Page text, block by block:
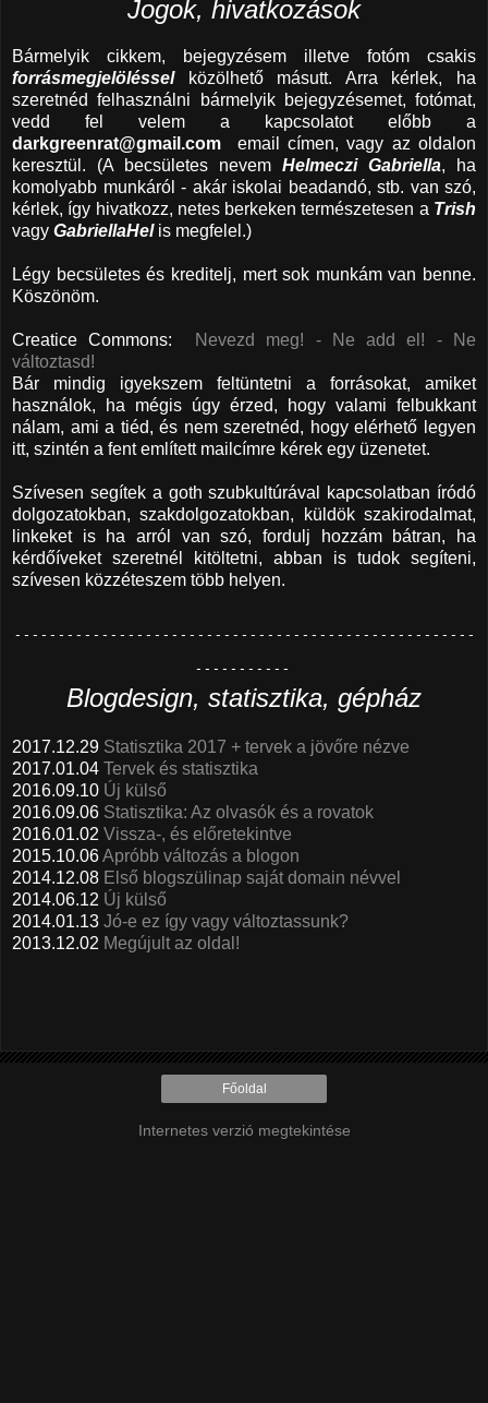
Jogok, hivatkozások
Bármelyik cikkem, bejegyzésem illetve fotóm csakis
forrásmegjelölésselközölhető másutt. Arra kérlek, ha
szeretnéd felhasználni bármelyik bejegyzésemet, fotómat,
vedd fel velem a kapcsolatot előbb a
darkgreenrat@gmail.com email címen, vagy az oldalon
keresztül. (A becsületes nevem Helmeczi Gabriella, ha
komolyabb munkáról - akár iskolai beadandó, stb. van szó,
kérlek, így hivatkozz, netes berkeken természetesen a Trish
vagy GabriellaHelis megfelel.)
Légy becsületes és kreditelj, mert sok munkám van benne.
Köszönöm.
Creatice Commons:
Nevezd meg! - Ne add el! - Ne
változtasd!
Bár mindig igyekszem feltüntetni a forrásokat, amiket
használok, ha mégis úgy érzed, hogy valami felbukkant
nálam, ami a tiéd, és nem szeretnéd, hogy elérhető legyen
itt, szintén a fent említett mailcímre kérek egy üzenetet.
Szívesen segítek a goth szubkultúrával kapcsolatban íródó
dolgozatokban, szakdolgozatokban, küldök szakirodalmat,
linkeket is ha arról van szó, fordulj hozzám bátran, ha
kérdőíveket szeretnél kitöltetni, abban is tudok segíteni,
szívesen közzéteszem több helyen.
- - - - - - - - - - - - - - - - - - - - - - - - - - - - - - - - - - - - - - - - - - - - - - - - - - - - -
- - - - - - - - - - -
Blogdesign, statisztika, gépház
2017.12.29 Statisztika 2017 + tervek a jövőre nézve
2017.01.04 Tervek és statisztika
2016.09.10 Új külső
2016.09.06 Statisztika: Az olvasók és a rovatok
2016.01.02 Vissza-, és előretekintve
2015.10.06Apróbb változás a blogon
2014.12.08 Első blogszülinap saját domain névvel
2014.06.12 Új külső
2014.01.13 Jó-e ez így vagy változtassunk?
2013.12.02 Megújult az oldal!
Főoldal
Internetes verzió megtekintése